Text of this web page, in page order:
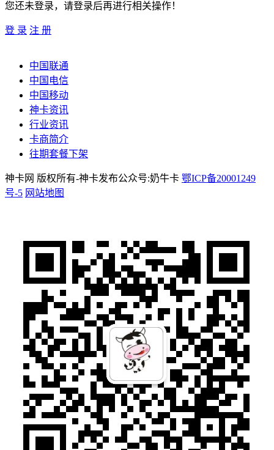
您还未登录，请登录后再进行相关操作！
登 录 注 册
中国联通
中国电信
中国移动
神卡资讯
行业资讯
卡商简介
往期套餐下架
神卡网 版权所有-神卡发布公众号:奶牛卡 鄂ICP备20001249
号-5 网站地图